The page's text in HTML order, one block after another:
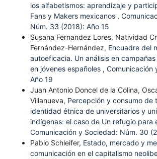
los alfabetismos: aprendizaje y
Fans y Makers mexicanos ,
Núm. 33 (2018): Año 15
Susana Fernandez Lores, Natividad
Fernández-Hernández, Encuadre del
autoeficacia. Un análisis en
en jóvenes españoles , Comunicación
Año 19
Juan Antonio Doncel de la Colina,
Villanueva, Percepción y consumo de
identidad étnica de universitarios y
indígenas: el caso de Un refugio para
Comunicación y Sociedad: Núm. 30
Pablo Schleifer, Estado, mercado y
comunicación en el capitalismo